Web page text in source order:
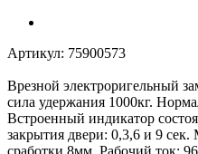
Артикул: 75900573
Врезной электроригельный
сила удержания 1000кг.
Встроенный индикатор
закрытия двери: 0,3,6 и 9 сек.
сработки 8мм. Рабочий ток: